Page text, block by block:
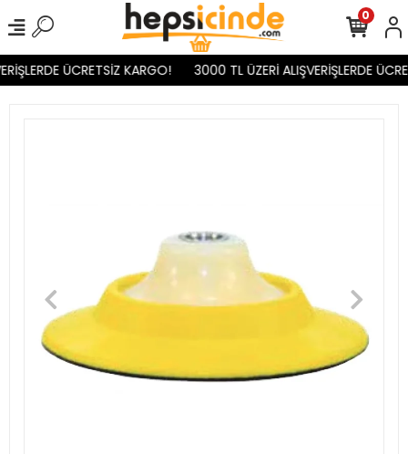
ÜCRETSİZ KARGO! 3000 TL ÜZERİ ALIŞVERİŞLERDE
0